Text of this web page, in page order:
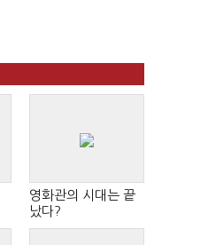
영화관의 시대는 끝
났다?